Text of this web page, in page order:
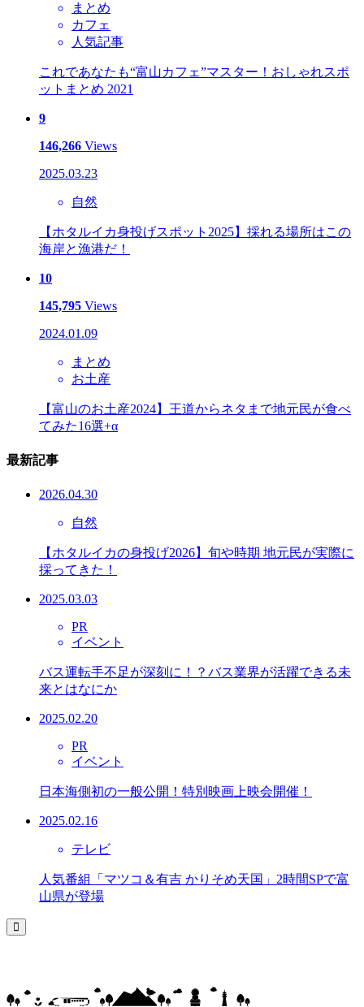
まとめ
カフェ
人気記事
これであなたも“富山カフェ”マスター！おしゃれスポ
ットまとめ 2021
9
146,266 Views
2025.03.23
自然
【ホタルイカ身投げスポット2025】採れる場所はこの
海岸と漁港だ！
10
145,795 Views
2024.01.09
まとめ
お土産
【富山のお土産2024】王道からネタまで地元民が食べ
てみた16選+α
最新記事
2026.04.30
自然
【ホタルイカの身投げ2026】旬や時期 地元民が実際に
採ってきた！
2025.03.03
PR
イベント
バス運転手不足が深刻に！？バス業界が活躍できる未
来とはなにか
2025.02.20
PR
イベント
日本海側初の一般公開！特別映画上映会開催！
2025.02.16
テレビ
人気番組「マツコ＆有吉 かりそめ天国」2時間SPで富
山県が登場